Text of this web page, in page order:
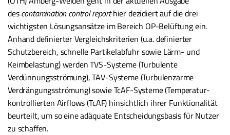
descontamination control reporthier dezidiert auf die drei
wichtigsten Lösungsansätze im Bereich OP-Belüftung ein.
Anhand definierter Vergleichskriterien (u.a. definierter
Schutzbereich, schnelle Partikelabfuhr sowie Lärm- und
Keimbelastung) werden TVS-Systeme (Turbulente
Verdünnungsströmung), TAV-Systeme (Turbulenzarme
Verdrängungsströmung) sowie TcAF-Systeme (Temperatur-
kontrollierten Airflows (TcAF) hinsichtlich ihrer Funktionalität
beurteilt, um so eine adäquate Entscheidungsbasis für Nutzer
zu schaffen.